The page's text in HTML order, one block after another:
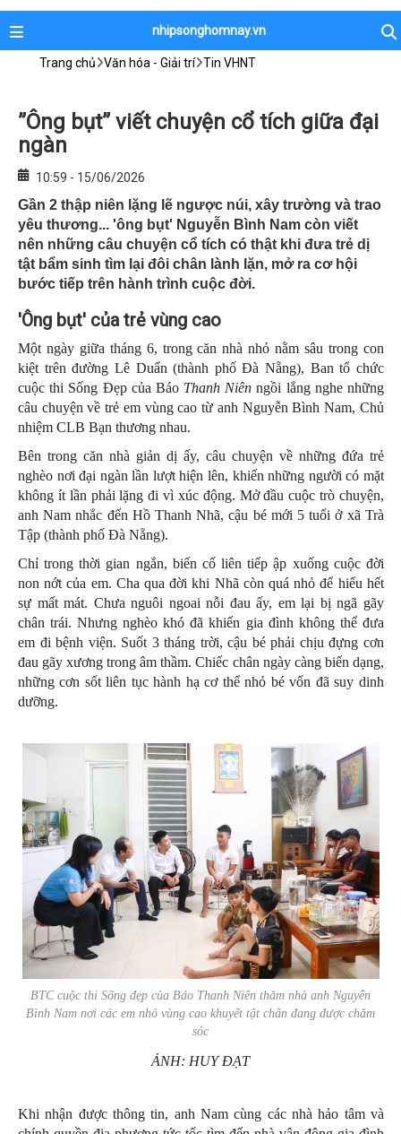
nhipsonghomnay.vn
Trang chủ Văn hóa - Giải trí Tin VHNT
”Ông bụt” viết chuyện cổ tích giữa đại
ngàn
10:59 - 15/06/2026
Gần 2 thập niên lặng lẽ ngược núi, xây trường và trao
yêu thương... 'ông bụt' Nguyễn Bình Nam còn viết
nên những câu chuyện cổ tích có thật khi đưa trẻ dị
tật bẩm sinh tìm lại đôi chân lành lặn, mở ra cơ hội
bước tiếp trên hành trình cuộc đời.
'Ông bụt' của trẻ vùng cao
Một ngày giữa tháng 6, trong căn nhà nhỏ nằm sâu trong con
kiệt trên đường Lê Duẩn (thành phố Đà Nẵng), Ban tổ chức
cuộc thi Sống Đẹp của Báo Thanh Niên ngồi lắng nghe những
câu chuyện về trẻ em vùng cao từ anh Nguyễn Bình Nam, Chủ
nhiệm CLB Bạn thương nhau.
Bên trong căn nhà giản dị ấy, câu chuyện về những đứa trẻ
nghèo nơi đại ngàn lần lượt hiện lên, khiến những người có mặt
không ít lần phải lặng đi vì xúc động. Mở đầu cuộc trò chuyện,
anh Nam nhắc đến Hồ Thanh Nhã, cậu bé mới 5 tuổi ở xã Trà
Tập (thành phố Đà Nẵng).
Chỉ trong thời gian ngắn, biến cố liên tiếp ập xuống cuộc đời
non nớt của em. Cha qua đời khi Nhã còn quá nhỏ để hiểu hết
sự mất mát. Chưa nguôi ngoai nỗi đau ấy, em lại bị ngã gãy
chân trái. Nhưng nghèo khó đã khiến gia đình không thể đưa
em đi bệnh viện. Suốt 3 tháng trời, cậu bé phải chịu đựng cơn
đau gãy xương trong âm thầm. Chiếc chân ngày càng biến dạng,
những cơn sốt liên tục hành hạ cơ thể nhỏ bé vốn đã suy dinh
dưỡng.
BTC cuộc thi Sống đẹp của Báo Thanh Niên thăm nhà anh Nguyễn
Bình Nam nơi các em nhỏ vùng cao khuyết tật chân đang được chăm
sóc
ẢNH: HUY ĐẠT
Khi nhận được thông tin, anh Nam cùng các nhà hảo tâm và